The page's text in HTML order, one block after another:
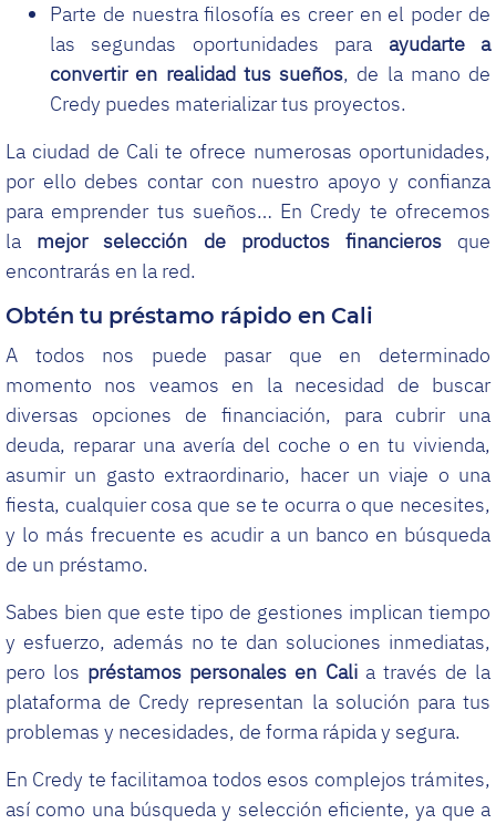
Parte de nuestra filosofía es creer en el poder de
las segundas oportunidades para ayudarte a
convertir en realidad tus sueños, de la mano de
Credy puedes materializar tus proyectos.
La ciudad de Cali te ofrece numerosas oportunidades,
por ello debes contar con nuestro apoyo y confianza
para emprender tus sueños… En Credy te ofrecemos
la mejor selección de productos financierosque
encontrarás en la red.
Obtén tu préstamo rápido en Cali
A todos nos puede pasar que en determinado
momento nos veamos en la necesidad de buscar
diversas opciones de financiación, para cubrir una
deuda, reparar una avería del coche o en tu vivienda,
asumir un gasto extraordinario, hacer un viaje o una
fiesta, cualquier cosa que se te ocurra o que necesites,
y lo más frecuente es acudir a un banco en búsqueda
de un préstamo.
Sabes bien que este tipo de gestiones implican tiempo
y esfuerzo, además no te dan soluciones inmediatas,
pero los préstamos personales en Calia través de la
plataforma de Credy representan la solución para tus
problemas y necesidades, de forma rápida y segura.
En Credy te facilitamoa todos esos complejos trámites,
así como una búsqueda y selección eficiente, ya que a